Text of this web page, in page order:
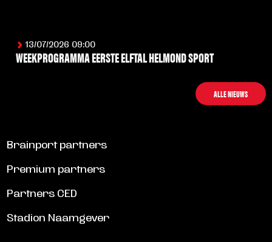
13/07/2026 09:00
WEEKPROGRAMMA EERSTE ELFTAL HELMOND SPORT
ALLE NIEUWS
Brainport partners
Premium partners
Partners CED
Stadion Naamgever